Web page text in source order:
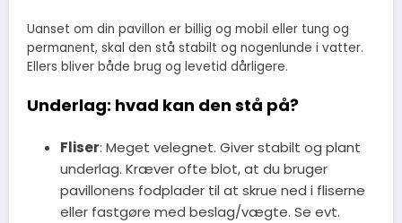
Uanset om din pavillon er billig og mobil eller tung og
permanent, skal den stå stabilt og nogenlunde i vatter.
Ellers bliver både brug og levetid dårligere.
Underlag: hvad kan den stå på?
Fliser: Meget velegnet. Giver stabilt og plant
underlag. Kræver ofte blot, at du bruger
pavillonens fodplader til at skrue ned i fliserne
eller fastgøre med beslag/vægte. Se evt.